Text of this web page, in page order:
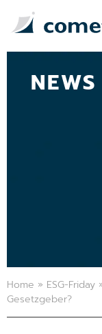
Home » ESG-Friday
Gesetzgeber?